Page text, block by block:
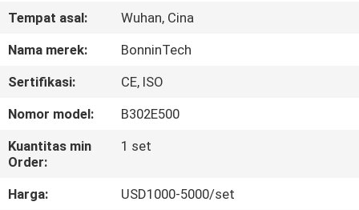
VIDEO
KAMI
TUR
PABRIK
Tempat asal:
Wuhan, Cina
Nama merek:
BonninTech
Sertifikasi:
CE, ISO
Nomor model:
B302E500
Kuantitas min
Order:
1 set
Harga:
USD1000-5000/set